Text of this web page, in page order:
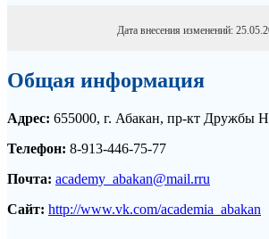
Дата внесения изменений:
Общая информация
Адрес: 655000, г. Абакан, пр-кт Дружбы
Телефон: 8-913-446-75-77
Почта: aсademy_abakan@mail.rru
Сайт: http://www.vk.com/academia_abakan